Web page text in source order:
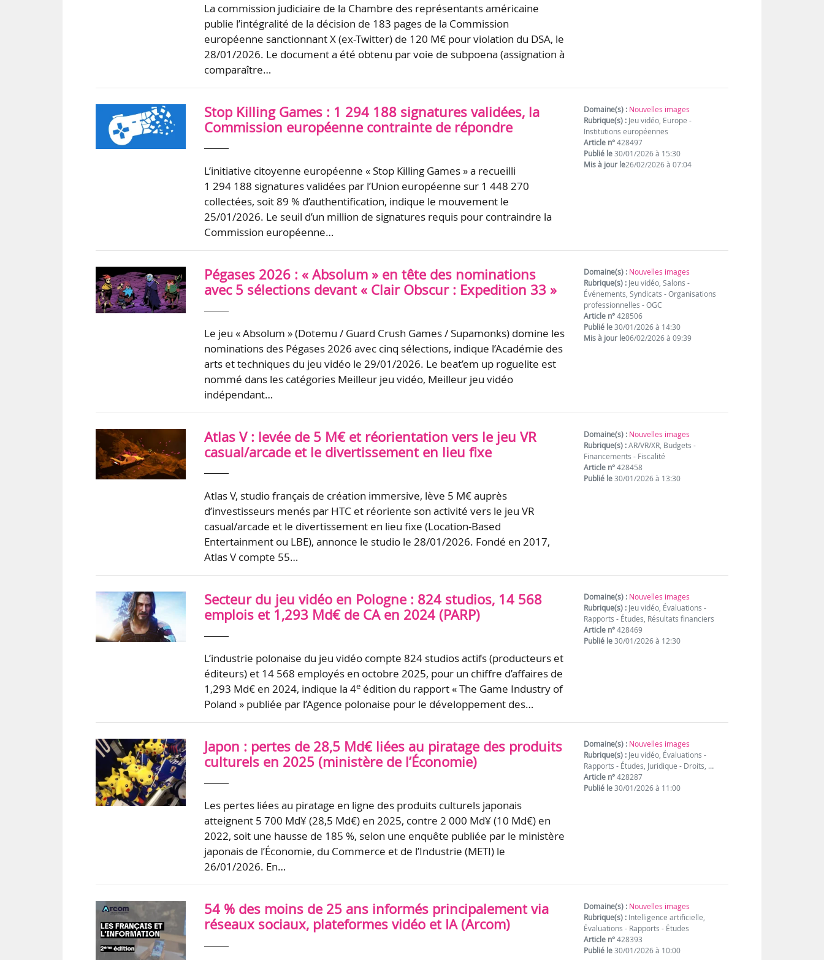
La commission judiciaire de la Chambre des représentants américaine
publie l’intégralité de la décision de 183 pages de la Commission
européenne sanctionnant X (ex-Twitter) de 120 M€ pour violation du DSA, le
28/01/2026. Le document a été obtenu par voie de subpoena (assignation à
comparaître…
Stop Killing Games : 1 294 188 signatures validées, la
Commission européenne contrainte de répondre
L’initiative citoyenne européenne « Stop Killing Games » a recueilli
1 294 188 signatures validées par l’Union européenne sur 1 448 270
collectées, soit 89 % d’authentification, indique le mouvement le
25/01/2026. Le seuil d’un million de signatures requis pour contraindre la
Commission européenne…
Domaine(s) : Nouvelles images
Rubrique(s) : Jeu vidéo, Europe -
Institutions européennes
Article n°428497
Publié le30/01/2026 à 15:30
Mis à jour le26/02/2026 à 07:04
Pégases 2026 : « Absolum » en tête des nominations
avec 5 sélections devant « Clair Obscur : Expedition 33 »
Le jeu « Absolum » (Dotemu / Guard Crush Games / Supamonks) domine les
nominations des Pégases 2026 avec cinq sélections, indique l’Académie des
arts et techniques du jeu vidéo le 29/01/2026. Le beat’em up roguelite est
nommé dans les catégories Meilleur jeu vidéo, Meilleur jeu vidéo
indépendant…
Domaine(s) : Nouvelles images
Rubrique(s) : Jeu vidéo, Salons -
Événements, Syndicats - Organisations
professionnelles - OGC
Article n°428506
Publié le30/01/2026 à 14:30
Mis à jour le06/02/2026 à 09:39
Atlas V : levée de 5 M€ et réorientation vers le jeu VR
casual/arcade et le divertissement en lieu fixe
Atlas V, studio français de création immersive, lève 5 M€ auprès
d’investisseurs menés par HTC et réoriente son activité vers le jeu VR
casual/arcade et le divertissement en lieu fixe (Location-Based
Entertainment ou LBE), annonce le studio le 28/01/2026. Fondé en 2017,
Atlas V compte 55…
Domaine(s) : Nouvelles images
Rubrique(s) :AR/VR/XR, Budgets -
Financements - Fiscalité
Article n°428458
Publié le30/01/2026 à 13:30
Secteur du jeu vidéo en Pologne : 824 studios, 14 568
emplois et 1,293 Md€ de CA en 2024 (PARP)
L’industrie polonaise du jeu vidéo compte 824 studios actifs (producteurs et
éditeurs) et 14 568 employés en octobre 2025, pour un chiffre d’affaires de
1,293 Md€ en 2024, indique la 4e édition du rapport « The Game Industry of
Poland » publiée par l’Agence polonaise pour le développement des…
Domaine(s) : Nouvelles images
Rubrique(s) : Jeu vidéo, Évaluations -
Rapports - Études, Résultats financiers
Article n°428469
Publié le30/01/2026 à 12:30
Japon : pertes de 28,5 Md€ liées au piratage des produits
culturels en 2025 (ministère de l’Économie)
Les pertes liées au piratage en ligne des produits culturels japonais
atteignent 5 700 Md¥ (28,5 Md€) en 2025, contre 2 000 Md¥ (10 Md€) en
2022, soit une hausse de 185 %, selon une enquête publiée par le ministère
japonais de l’Économie, du Commerce et de l’Industrie (METI) le
26/01/2026. En…
Domaine(s) : Nouvelles images
Rubrique(s) : Jeu vidéo, Évaluations -
Rapports - Études, Juridique - Droits, …
Article n°428287
Publié le30/01/2026 à 11:00
54 % des moins de 25 ans informés principalement via
réseaux sociaux, plateformes vidéo et IA (Arcom)
Domaine(s) : Nouvelles images
Rubrique(s) : Intelligence artificielle,
Évaluations - Rapports - Études
Article n°428393
Publié le30/01/2026 à 10:00